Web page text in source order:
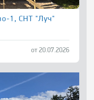
1, СНТ "Луч"
от 20.07.2026